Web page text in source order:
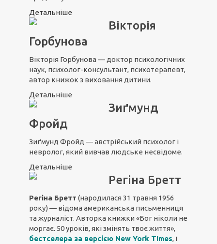
Детальніше
Вікторія
Горбунова
Вікторія Горбунова — доктор психологічних
наук, психолог-консультант, психотерапевт,
автор книжок з виховання дитини.
Детальніше
Зиґмунд
Фройд
Зиґмунд Фройд — австрійський психолог і
невролог, який вивчав людське несвідоме.
Детальніше
Регіна Бретт
Регіна Бретт (народилася 31 травня 1956
року) — відома американська письменниця
та журналіст. Авторка книжки «Бог ніколи не
моргає. 50 уроків, які змінять твоє життя»,
бестселера за версією New York Times, і